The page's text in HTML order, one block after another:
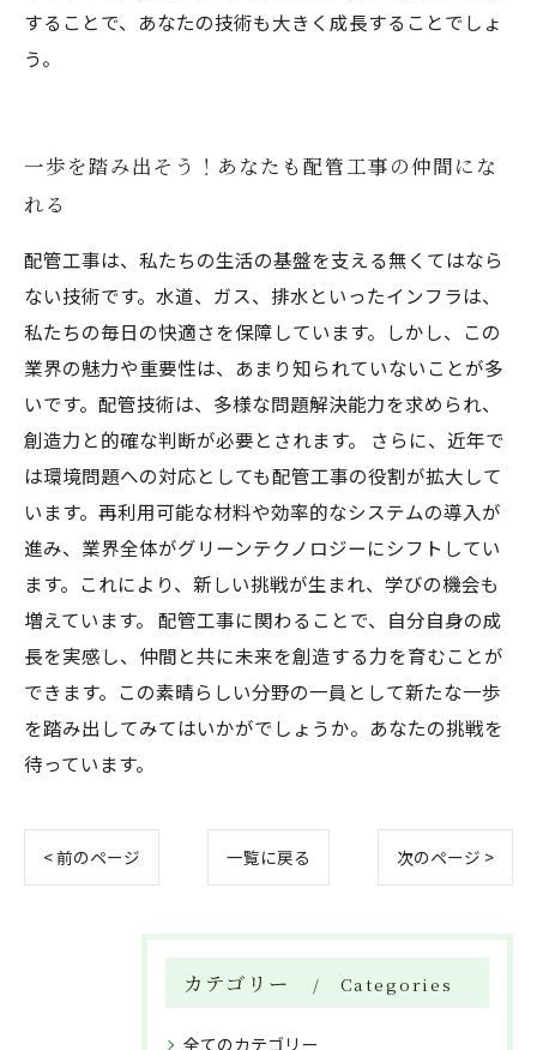
することで、あなたの技術も大きく成長することでしょ
う。
一歩を踏み出そう！あなたも配管工事の仲間にな
れる
配管工事は、私たちの生活の基盤を支える無くてはなら
ない技術です。水道、ガス、排水といったインフラは、
私たちの毎日の快適さを保障しています。しかし、この
業界の魅力や重要性は、あまり知られていないことが多
いです。配管技術は、多様な問題解決能力を求められ、
創造力と的確な判断が必要とされます。 さらに、近年で
は環境問題への対応としても配管工事の役割が拡大して
います。再利用可能な材料や効率的なシステムの導入が
進み、業界全体がグリーンテクノロジーにシフトしてい
ます。これにより、新しい挑戦が生まれ、学びの機会も
増えています。 配管工事に関わることで、自分自身の成
長を実感し、仲間と共に未来を創造する力を育むことが
できます。この素晴らしい分野の一員として新たな一歩
を踏み出してみてはいかがでしょうか。あなたの挑戦を
待っています。
< 前のページ 一覧に戻る 次のページ >
カテゴリー Categories
全てのカテゴリー